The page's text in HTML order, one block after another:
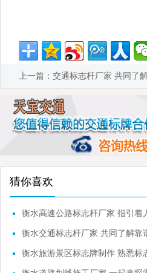
上一篇： 交通标志杆厂家 共同了
猜你喜欢
衡水高速公路标志杆厂家 指引着
全行驶
衡水交通标志杆厂家 共同了解靠
家
衡水旅游景区标志牌制作 熟悉标